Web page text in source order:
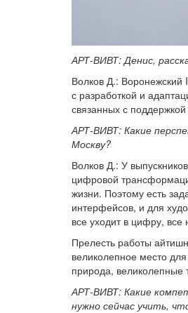
АРТ-ВИВТ: Денис,
Волков Д.: Воронежский
с разработкой и
связанных с
АРТ-ВИВТ: Какие
Москву?
Волков Д.: У
цифровой
жизни. Поэтому есть
интерфейсов, и для
все уходит в цифру,
Прелесть работы
великолепное место
природа,
АРТ-ВИВТ: Какие
нужно сейчас учить,